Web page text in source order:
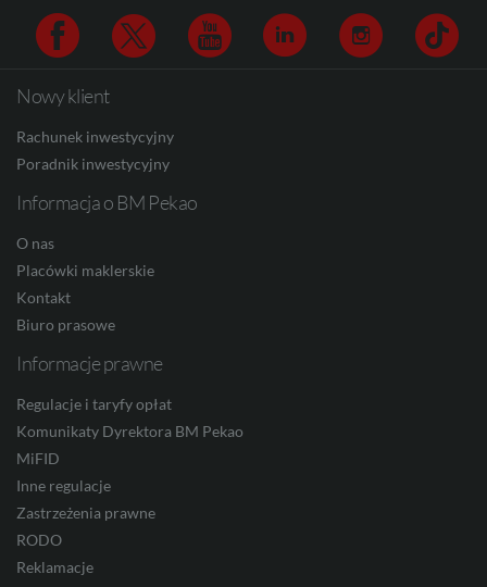
Facebook
Nowy klient
Rachunek inwestycyjny
Poradnik inwestycyjny
Informacja o BM Pekao
O nas
Placówki maklerskie
Kontakt
Biuro prasowe
Informacje prawne
Regulacje i taryfy opłat
Komunikaty Dyrektora BM Pekao
MiFID
Inne regulacje
Zastrzeżenia prawne
RODO
Reklamacje